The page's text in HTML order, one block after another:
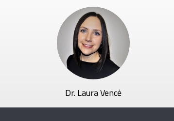
Dr. Laura Vencė